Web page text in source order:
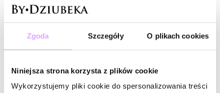
Zgoda Szczegóły O plikach cookies
Niniejsza strona korzysta z plików cookie
Wykorzystujemy pliki cookie do spersonalizowania treści
108,00 zł
Wysyłka do 3 dni roboczych